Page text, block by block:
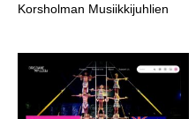
Korsholman Musiikkijuhlien